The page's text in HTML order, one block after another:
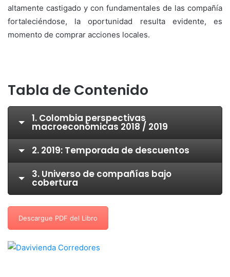
altamente castigado y con fundamentales de las compañía
fortaleciéndose, la oportunidad resulta evidente, es
momento de comprar acciones locales.
Tabla de Contenido
1. Colombia perspectivas
macroeconómicas 2018 / 2019
2. 2019: Temporada de descuentos
3. Universo de compañías bajo
cobertura
Descargue PDF del Libro